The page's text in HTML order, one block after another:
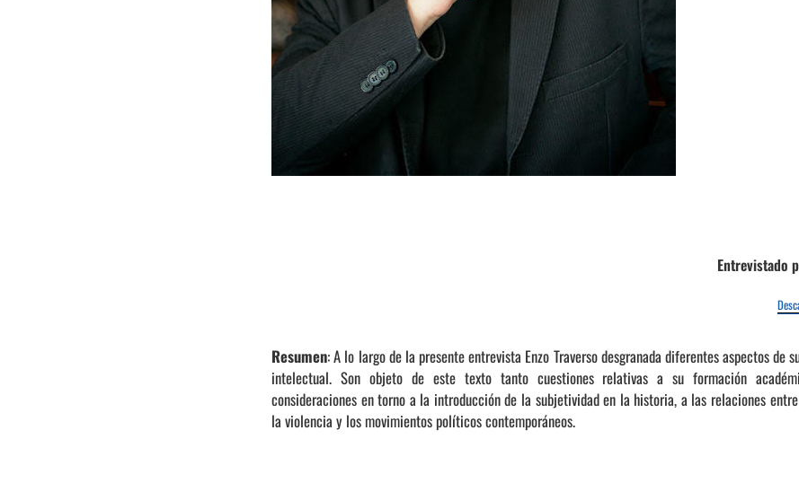
Entrevistado
Resumen: A lo largo de la presente entrevista Enzo Traverso desgranada diferentes aspectos de
intelectual. Son objeto de este texto tanto cuestiones relativas a su formación
consideraciones en torno a la introducción de la subjetividad en la historia, a las relaciones
la violencia y los movimientos políticos contemporáneos.